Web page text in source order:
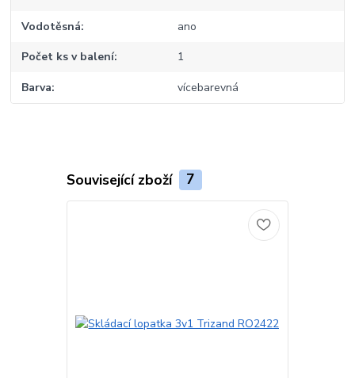
Vodotěsná ano
Počet ks v balení 1
Barva vícebarevná
Související zboží 7